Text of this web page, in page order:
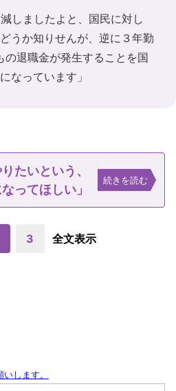
しましたよと、国民に対し
うか知りせんが、逆に３年勤
退職金が発生することを国
なっています」
たいという、
ってほしい」
続きを読む
3 全文表示